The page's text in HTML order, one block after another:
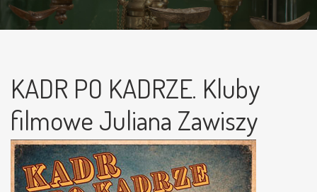
KADR PO KADRZE. Kluby
filmowe Juliana Zawiszy